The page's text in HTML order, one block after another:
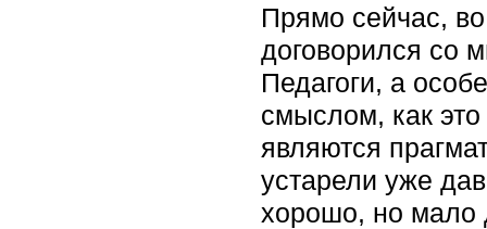
Прямо сейчас,
договорился со
Педагоги, а
смыслом, как
являются
устарели уже
хорошо, но мало